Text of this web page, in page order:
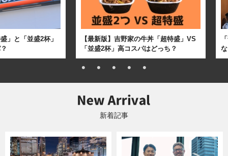
」と「並盛2杯」
【最新版】吉野家の牛丼「超特盛」VS
「並盛2杯」高コスパはどっち？
新着記事